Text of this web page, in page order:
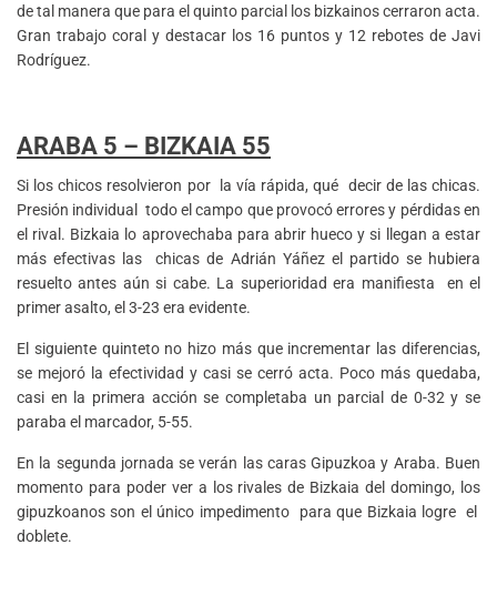
de tal manera que para el quinto parcial los bizkainos cerraron acta.
Gran trabajo coral y destacar los 16 puntos y 12 rebotes de Javi
Rodríguez.
ARABA 5 – BIZKAIA 55
Si los chicos resolvieron por la vía rápida, qué decir de las chicas.
Presión individual todo el campo que provocó errores y pérdidas en
el rival. Bizkaia lo aprovechaba para abrir hueco y si llegan a estar
más efectivas las chicas de Adrián Yáñez el partido se hubiera
resuelto antes aún si cabe. La superioridad era manifiesta en el
primer asalto, el 3-23 era evidente.
El siguiente quinteto no hizo más que incrementar las diferencias,
se mejoró la efectividad y casi se cerró acta. Poco más quedaba,
casi en la primera acción se completaba un parcial de 0-32 y se
paraba el marcador, 5-55.
En la segunda jornada se verán las caras Gipuzkoa y Araba. Buen
momento para poder ver a los rivales de Bizkaia del domingo, los
gipuzkoanos son el único impedimento para que Bizkaia logre el
doblete.